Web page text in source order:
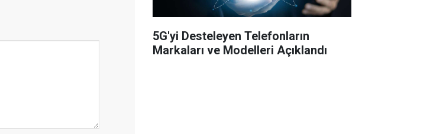
5G'yi Desteleyen Telefonların
Markaları ve Modelleri Açıklandı